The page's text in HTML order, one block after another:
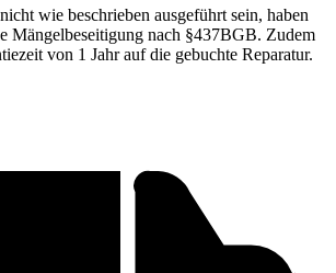
wie beschrieben ausgeführt sein, haben
Mängelbeseitigung nach §437BGB. Zudem
von 1 Jahr auf die gebuchte Reparatur.